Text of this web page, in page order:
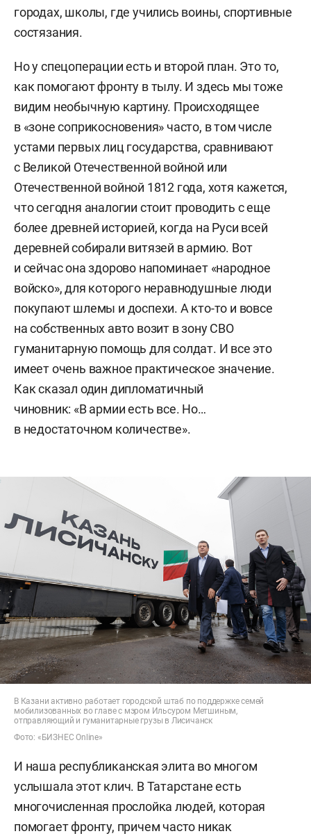
городах, школы, где учились воины, спортивные
состязания.
Но у спецоперации есть и второй план. Это то,
как помогают фронту в тылу. И здесь мы тоже
видим необычную картину. Происходящее
в «зоне соприкосновения» часто, в том числе
устами первых лиц государства, сравнивают
с Великой Отечественной войной или
Отечественной войной 1812 года, хотя кажется,
что сегодня аналогии стоит проводить с еще
более древней историей, когда на Руси всей
деревней собирали витязей в армию. Вот
и сейчас она здорово напоминает «народное
войско», для которого неравнодушные люди
покупают шлемы и доспехи. А кто-то и вовсе
на собственных авто возит в зону СВО
гуманитарную помощь для солдат. И все это
имеет очень важное практическое значение.
Как сказал один дипломатичный
чиновник: «В армии есть все. Но…
в недостаточном количестве».
В Казани активно работает городской штаб по поддержке семей
мобилизованных во главе с мэром Ильсуром Метшиным,
отправляющий и гуманитарные грузы в Лисичанск
Фото: «БИЗНЕС Online»
И наша республиканская элита во многом
услышала этот клич. В Татарстане есть
многочисленная прослойка людей, которая
помогает фронту, причем часто никак